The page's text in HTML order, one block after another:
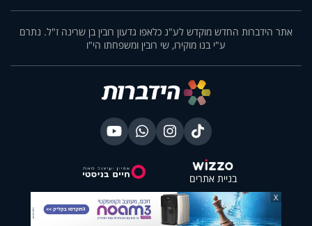
אתר הידברות החדש מוקדש לע"נ כלאפו גדעון רובין בן שרינה ז"ל. נתרם
ע"י בנו מוקירו, שי רובין ומשפחתו הי"ו
בניית אתרים
X